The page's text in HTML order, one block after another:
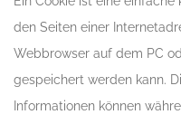
den Seiten einer
Webbrowser auf dem PC
gespeichert werden kann.
Informationen können